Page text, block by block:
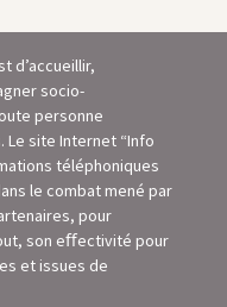
d’accueillir,
socio-
personne
site Internet “Info
téléphoniques
le combat mené par
pour
son eﬀectivité pour
et issues de